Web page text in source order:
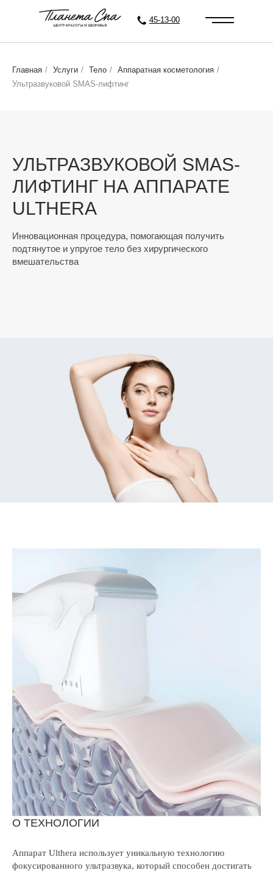
45-13-00
Главная / Услуги / Тело / Аппаратная косметология /
Ультразвуковой SMAS-лифтинг
УЛЬТРАЗВУКОВОЙ SMAS-
ЛИФТИНГ НА АППАРАТЕ
ULTHERA
Инновационная процедура, помогающая получить
подтянутое и упругое тело без хирургического
вмешательства
О ТЕХНОЛОГИИ
Аппарат Ulthera использует уникальную технологию
фокусированного ультразвука, который способен достигать